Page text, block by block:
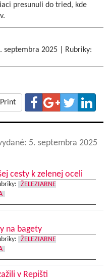
presunuli do tried, kde
septembra 2025
Rubriky:
Print
5. septembra 2025
cesty k zelenej oceli
ŽELEZIARNE
na bagety
ŽELEZIARNE
v Repišti